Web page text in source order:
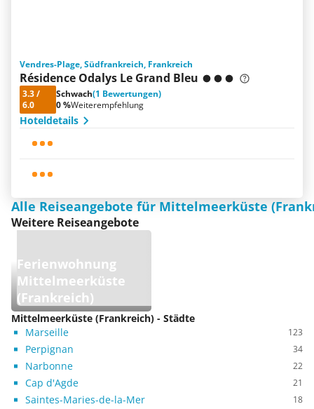
Vendres-Plage, Südfrankreich, Frankreich
Résidence Odalys Le Grand Bleu
3.3/
6.0
Schwach(1 Bewertungen)
0 %Weiterempfehlung
Hoteldetails
Alle Reiseangebote für Mittelmeerküste
Weitere Reiseangebote
Ferienwohnung
Mittelmeerküste
(Frankreich)
Mittelmeerküste (Frankreich) - Städte
Marseille
123
Perpignan 34
Narbonne 22
Cap d'Agde 21
Saintes-Maries-de-la-Mer 18